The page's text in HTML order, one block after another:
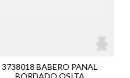
3738018 BABERO PANAL
BORDADO OSITA